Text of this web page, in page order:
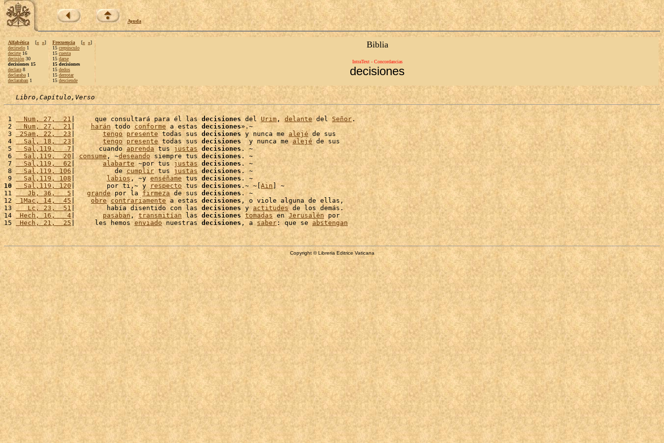
Ayuda
Alfabética [« »]
decírselo 1
decirte 16
decisión 30
decisiones 15
declara 8
declaraba 1
declaraban 1
Frecuencia [« »]
15 crepúsculo
15 cuesta
15 darse
15 decisiones
15 dedos
15 derrotar
15 desciende
Biblia
IntraText - Concordancias
decisiones
Libro,Capítulo,Verso
1
  Num, 27,  21
|     que consultará para él las decisiones del Urim, delante del Señor.
2
  Num, 27,  21
| harán todo conforme a estas decisiones».~
3 2Sam, 22,  23 | tengo presente todas sus decisiones y nunca me alejé de sus
4
  Sal, 18,  23
| tengo presente todas sus decisiones
  y nunca me
alejé de sus
5
  Sal,119,   7
|      cuando aprenda tus justas decisiones . ~
6
  Sal,119,  20
| consume , ~deseando siempre tus decisiones . ~
7
  Sal,119,  62
| alabarte ~por tus justas decisiones . ~
8
  Sal,119, 106
|          de cumplir tus justas decisiones . ~
9
  Sal,119, 108
| labios, ~y enséñame tus decisiones
10
  Sal,119, 120
|        por ti,~ y respecto tus decisiones .~ ~[Ain ] ~
11
   Jb, 36,   5
| grande por la firmeza de sus decisiones . ~
12 1Mac, 14,  45 | obre contrariamente a estas decisiones , o viole alguna de ellas,
13
   Lc, 23,  51
|        había disentido con las decisiones y actitudes de los demás.
14 Hech, 16,   4| pasaban , transmitían las decisiones tomadas en Jerusalén por
15 Hech, 21,  25|     les hemos enviado nuestras decisiones , a saber: que se abstengan
Copyright © Libreria Editrice Vaticana